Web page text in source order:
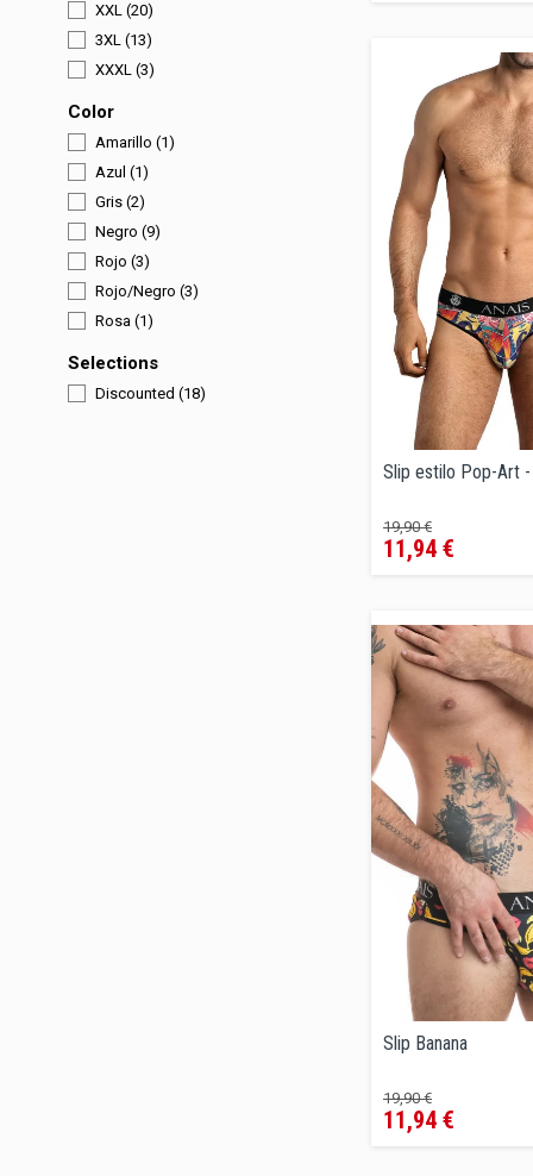
XXL (20)
3XL (13)
XXXL (3)
Color
Amarillo (1)
Azul (1)
Gris (2)
Negro (9)
Rojo (3)
Rojo/Negro (3)
Rosa (1)
Selections
Discounted (18)
Slip estilo Pop-Art
Precio
regular
19,90 €Precio
11,94 €
Slip Banana
Precio
regular
19,90 €Precio
11,94 €